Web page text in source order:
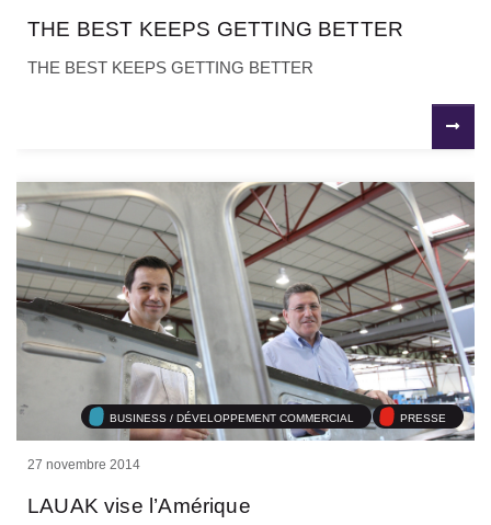
THE BEST KEEPS GETTING BETTER
THE BEST KEEPS GETTING BETTER
BUSINESS / DÉVELOPPEMENT COMMERCIAL PRESSE
27 novembre 2014
LAUAK vise l’Amérique